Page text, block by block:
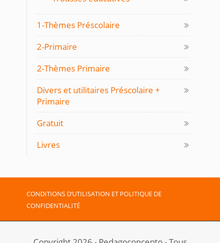
1-Thèmes Préscolaire
2-Primaire
2-Thèmes Primaire
Divers et utilitaires Préscolaire +
Primaire
Gratuit
Livres
CONDITIONS D’UTILISATION ET POLITIQUE DE
CONFIDENTIALITÉ